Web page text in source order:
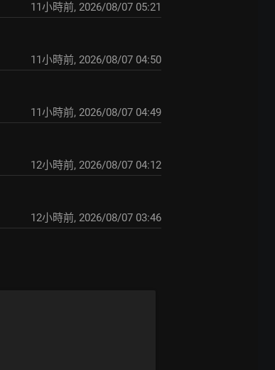
11小時前, 2026/08/07 05:21
11小時前, 2026/08/07 04:50
11小時前, 2026/08/07 04:49
12小時前, 2026/08/07 04:12
12小時前, 2026/08/07 03:46